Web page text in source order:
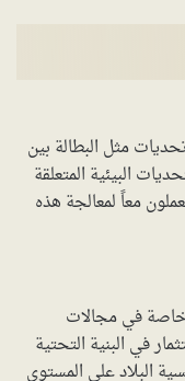
مثل البطالة بين
البيئية المتعلقة
معاً لمعالجة هذه
خاصة في مجالات
في البنية التحتية
البلاد على المستوى